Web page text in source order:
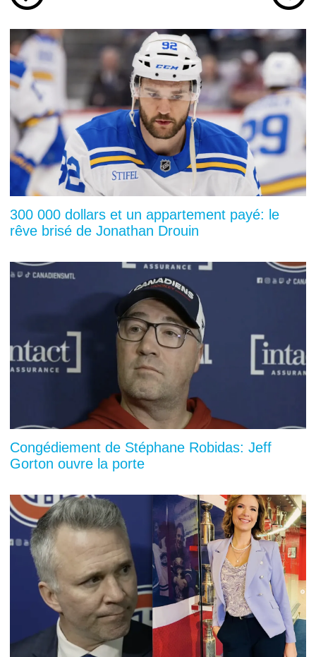
300 000 dollars et un appartement payé: le
rêve brisé de Jonathan Drouin
Congédiement de Stéphane Robidas: Jeff
Gorton ouvre la porte